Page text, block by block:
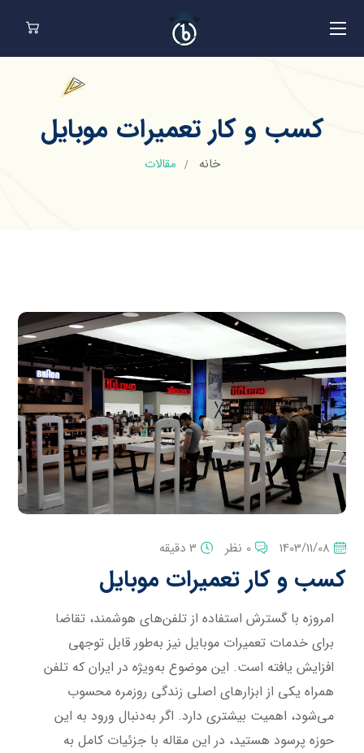
کسب و کار تعمیرات موبایل
خانه مقالات
1403/11/08 0 نظر 3 دقیقه
کسب و کار تعمیرات موبایل
امروزه با گسترش استفاده از تلفن‌های هوشمند، تقاضا
برای خدمات تعمیرات موبایل نیز به‌طور قابل توجهی
افزایش یافته است. این موضوع به‌ویژه در ایران که تلفن
همراه یکی از ابزارهای اصلی زندگی روزمره محسوب
می‌شود، اهمیت بیشتری دارد. اگر به‌دنبال ورود به این
حوزه پرسود هستید، در این مقاله با جزئیات کامل به